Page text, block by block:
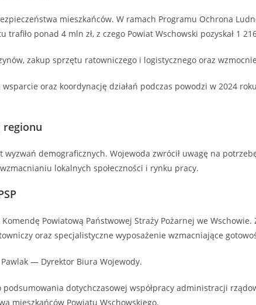
mieszkańców. W ramach Programu Ochrona
ponad 4 mln zł, z czego Powiat Wschowski pozyskał 1
zakup sprzętu ratowniczego i logistycznego oraz
oraz koordynację działań podczas powodzi w 2024
regionu
demograficznych. Wojewoda zwrócił uwagę na
lokalnych społeczności i rynku pracy.
Powiatową Państwowej Straży Pożarnej we
oraz specjalistyczne wyposażenie wzmacniające
— Dyrektor Biura Wojewody.
podsumowania dotychczasowej współpracy administracji
mieszkańców Powiatu Wschowskiego.